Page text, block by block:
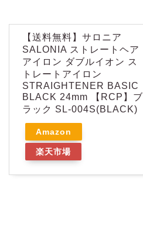
【送料無料】サロニア
SALONIA ストレートヘア
アイロン ダブルイオン ス
トレートアイロン
STRAIGHTENER BASIC
BLACK 24mm 【RCP】ブ
ラック SL-004S(BLACK)
Amazon
楽天市場